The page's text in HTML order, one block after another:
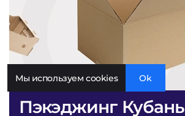
Пэкэджинг Кубань
Мы используем cookies Ok